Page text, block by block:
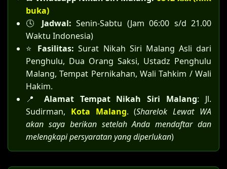
buka)
🕓 Jadwal: Senin-Sabtu (Jam 06:00 s/d 21.00
Waktu Indonesia)
⭐ Fasilitas:Surat Nikah Siri Malang Asli dari
Penghulu, Dua Orang Saksi, Ustadz Penghulu
Malang, Tempat Pernikahan, Wali Tahkim / Wali
Hakim.
📍 Alamat Tempat Nikah Siri Malang: Jl.
Sudirman, Kota Malang. (Sharelok Lewat WA
akan saya berikan setelah Anda mendaftar dan
melengkapi persyaratan yang diperlukan)